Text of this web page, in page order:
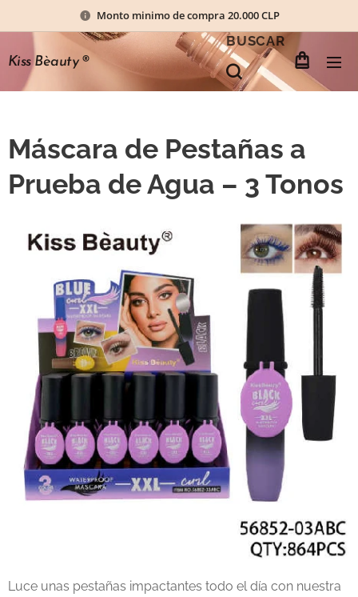
Monto minimo de compra 20.000 CLP
Kiss Bèauty®
BUSCAR
Máscara de Pestañas a
Prueba de Agua – 3 Tonos
Luce unas pestañas impactantes todo el día con nuestra